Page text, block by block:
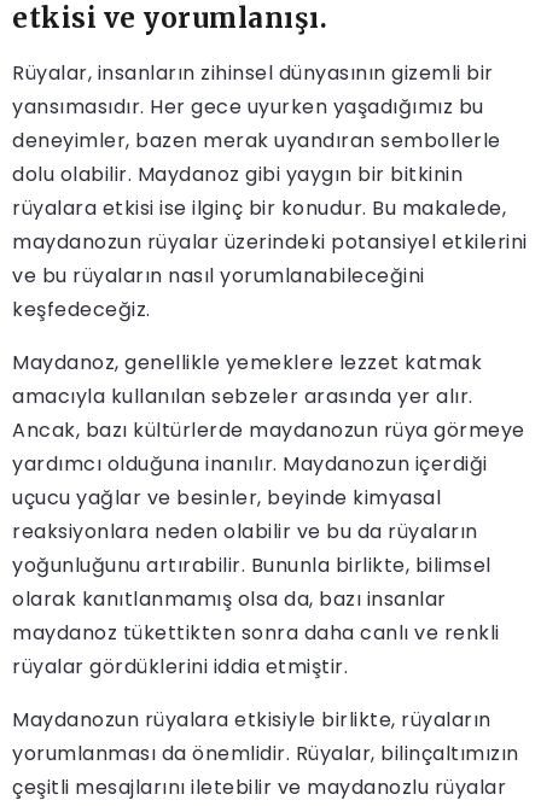
etkisi ve yorumlanışı.
Rüyalar, insanların zihinsel dünyasının gizemli bir
yansımasıdır. Her gece uyurken yaşadığımız bu
deneyimler, bazen merak uyandıran sembollerle
dolu olabilir. Maydanoz gibi yaygın bir bitkinin
rüyalara etkisi ise ilginç bir konudur. Bu makalede,
maydanozun rüyalar üzerindeki potansiyel etkilerini
ve bu rüyaların nasıl yorumlanabileceğini
keşfedeceğiz.
Maydanoz, genellikle yemeklere lezzet katmak
amacıyla kullanılan sebzeler arasında yer alır.
Ancak, bazı kültürlerde maydanozun rüya görmeye
yardımcı olduğuna inanılır. Maydanozun içerdiği
uçucu yağlar ve besinler, beyinde kimyasal
reaksiyonlara neden olabilir ve bu da rüyaların
yoğunluğunu artırabilir. Bununla birlikte, bilimsel
olarak kanıtlanmamış olsa da, bazı insanlar
maydanoz tükettikten sonra daha canlı ve renkli
rüyalar gördüklerini iddia etmiştir.
Maydanozun rüyalara etkisiyle birlikte, rüyaların
yorumlanması da önemlidir. Rüyalar, bilinçaltımızın
çeşitli mesajlarını iletebilir ve maydanozlu rüyalar